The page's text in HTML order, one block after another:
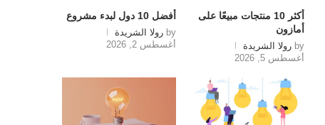
أكثر 10 منتجات مبيعًا على
أمازون
by رولا الشريدة
أغسطس 5, 2026
أفضل 10 دول لبدء مشروع
by رولا الشريدة
أغسطس 2, 2026